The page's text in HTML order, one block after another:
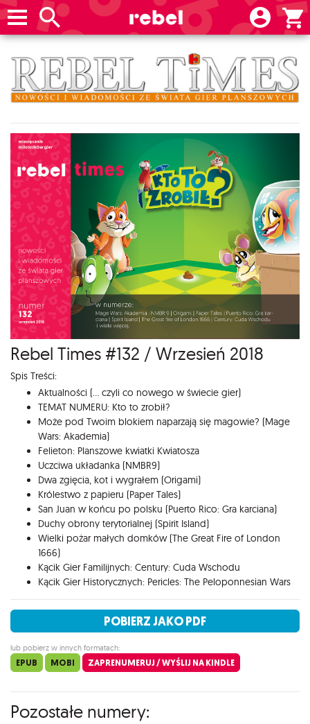
Rebel Times #132 / Wrzesień 2018
Spis Treści:
Aktualności (... czyli co nowego w świecie gier)
TEMAT NUMERU: Kto to zrobił?
Może pod Twoim blokiem naparzają się magowie? (Mage
Wars: Akademia)
Felieton: Planszowe kwiatki Kwiatosza
Uczciwa układanka (NMBR9)
Dwa zgięcia, kot i wygrałem (Origami)
Królestwo z papieru (Paper Tales)
San Juan w końcu po polsku (Puerto Rico: Gra karciana)
Duchy obrony terytorialnej (Spirit Island)
Wielki pożar małych domków (The Great Fire of London
1666)
Kącik Gier Familijnych: Century: Cuda Wschodu
Kącik Gier Historycznych: Pericles: The Peloponnesian Wars
POBIERZ JAKO PDF
lub pobierz w innych formatach:
EPUB MOBI ZAPRENUMERUJ / WYŚLIJ NA KINDLE
Pozostałe numery: